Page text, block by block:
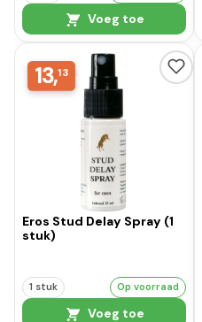
Voeg toe
13,13
Eros Stud Delay Spray (1
stuk)
1 stuk Op voorraad
Voeg toe